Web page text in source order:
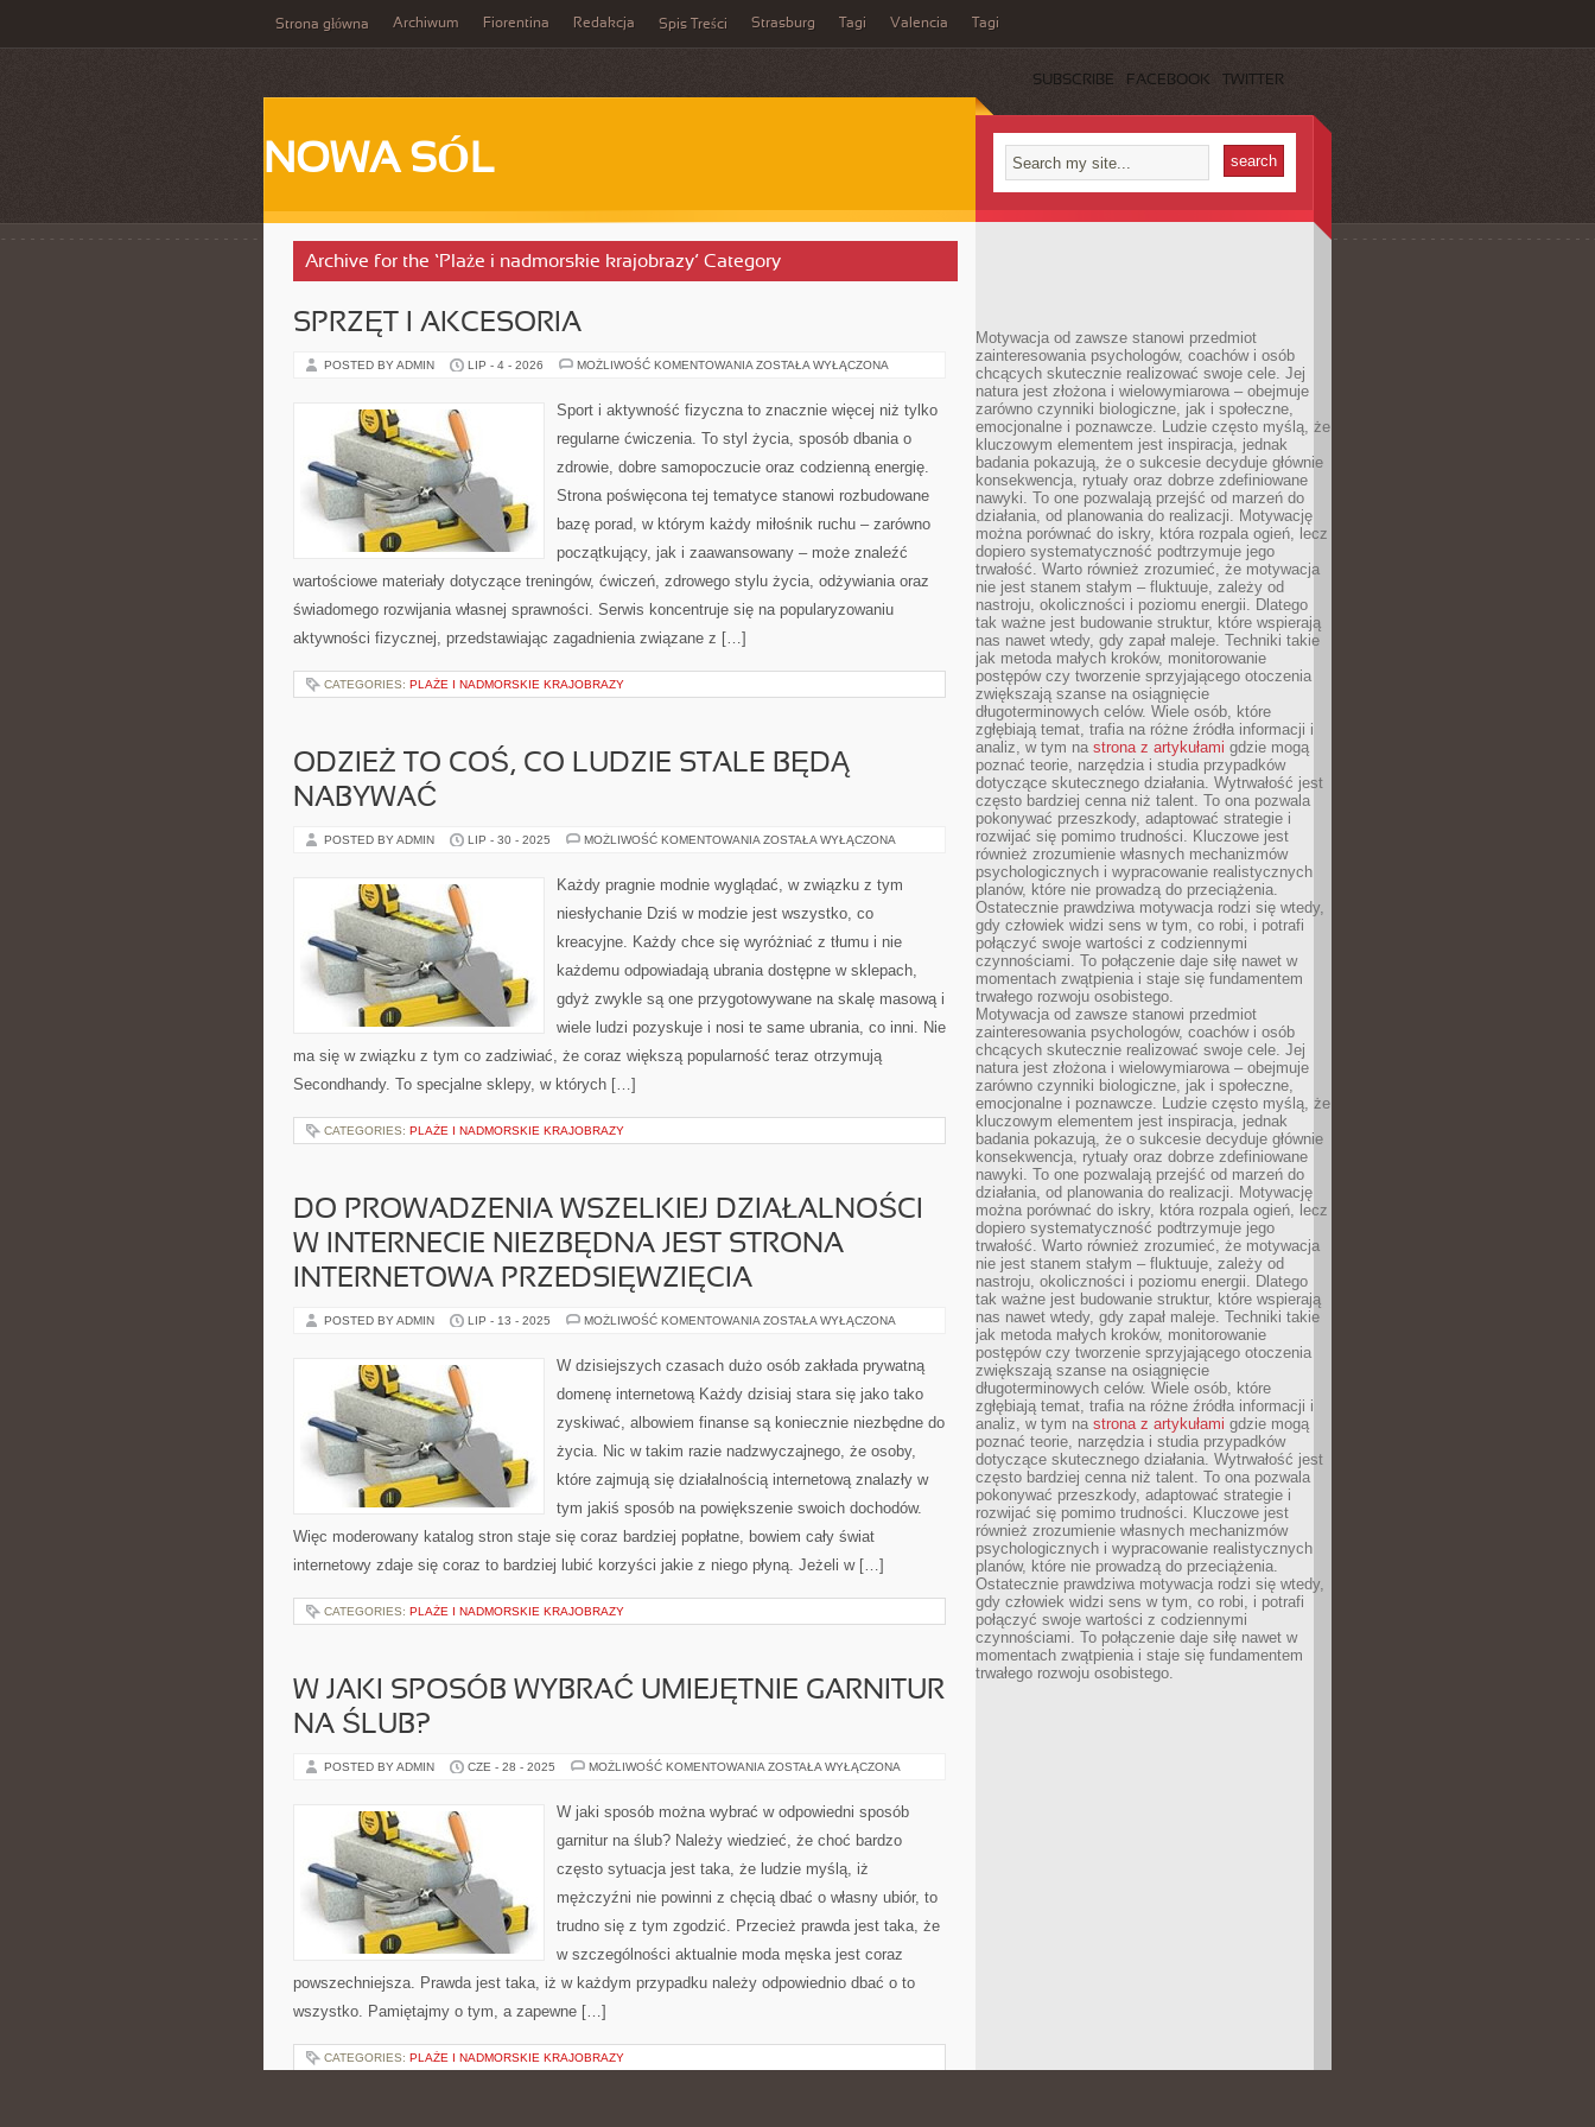
Strona główna Archiwum Fiorentina Redakcja Spis Treści Strasburg Tagi Valencia Tagi
SUBSCRIBE FACEBOOK TWITTER
NOWA SÓL
Archive for the ‘Plaże i nadmorskie krajobrazy’ Category
SPRZĘT I AKCESORIA
POSTED BY ADMIN LIP - 4 - 2026 MOŻLIWOŚĆ KOMENTOWANIA SPRZĘT
ZOSTAŁA WYŁĄCZONA
Sport i aktywność fizyczna to znacznie więcej niż tylko
regularne ćwiczenia. To styl życia, sposób dbania o
zdrowie, dobre samopoczucie oraz codzienną energię.
Strona poświęcona tej tematyce stanowi rozbudowane
bazę porad, w którym każdy miłośnik ruchu – zarówno
początkujący, jak i zaawansowany – może znaleźć
wartościowe materiały dotyczące treningów, ćwiczeń, zdrowego stylu życia, odżywiania oraz
świadomego rozwijania własnej sprawności. Serwis koncentruje się na popularyzowaniu
aktywności fizycznej, przedstawiając zagadnienia związane z […]
CATEGORIES: PLAŻE I NADMORSKIE KRAJOBRAZY
ODZIEŻ TO COŚ, CO LUDZIE STALE BĘDĄ
NABYWAĆ
POSTED BY ADMIN LIP - 30 - 2025 MOŻLIWOŚĆ KOMENTOWANIA ODZIEŻ
CO
LUDZIE
BĘDĄ
ZOSTAŁA WYŁĄCZONA
Każdy pragnie modnie wyglądać, w związku z tym
niesłychanie Dziś w modzie jest wszystko, co
kreacyjne. Każdy chce się wyróżniać z tłumu i nie
każdemu odpowiadają ubrania dostępne w sklepach,
gdyż zwykle są one przygotowywane na skalę masową i
wiele ludzi pozyskuje i nosi te same ubrania, co inni. Nie
ma się w związku z tym co zadziwiać, że coraz większą popularność teraz otrzymują
Secondhandy. To specjalne sklepy, w których […]
CATEGORIES: PLAŻE I NADMORSKIE KRAJOBRAZY
DO PROWADZENIA WSZELKIEJ DZIAŁALNOŚCI
W INTERNECIE NIEZBĘDNA JEST STRONA
INTERNETOWA PRZEDSIĘWZIĘCIA
POSTED BY ADMIN LIP - 13 - 2025 MOŻLIWOŚĆ KOMENTOWANIA DO
DZIAŁALNOŚCI
W
NIEZBĘDNA
STRONA
PRZEDSIĘWZIĘCIA
ZOSTAŁA WYŁĄCZONA
W dzisiejszych czasach dużo osób zakłada prywatną
domenę internetową Każdy dzisiaj stara się jako tako
zyskiwać, albowiem finanse są koniecznie niezbędne do
życia. Nic w takim razie nadzwyczajnego, że osoby,
które zajmują się działalnością internetową znalazły w
tym jakiś sposób na powiększenie swoich dochodów.
Więc moderowany katalog stron staje się coraz bardziej popłatne, bowiem cały świat
internetowy zdaje się coraz to bardziej lubić korzyści jakie z niego płyną. Jeżeli w […]
CATEGORIES: PLAŻE I NADMORSKIE KRAJOBRAZY
W JAKI SPOSÓB WYBRAĆ UMIEJĘTNIE GARNITUR
NA ŚLUB?
POSTED BY ADMIN CZE - 28 - 2025 MOŻLIWOŚĆ KOMENTOWANIA W
WYBRAĆ
UMIEJĘTNIE
NA
ZOSTAŁA WYŁĄCZONA
W jaki sposób można wybrać w odpowiedni sposób
garnitur na ślub? Należy wiedzieć, że choć bardzo
często sytuacja jest taka, że ludzie myślą, iż
mężczyźni nie powinni z chęcią dbać o własny ubiór, to
trudno się z tym zgodzić. Przecież prawda jest taka, że
w szczególności aktualnie moda męska jest coraz
powszechniejsza. Prawda jest taka, iż w każdym przypadku należy odpowiednio dbać o to
wszystko. Pamiętajmy o tym, a zapewne […]
CATEGORIES: PLAŻE I NADMORSKIE KRAJOBRAZY
Motywacja od zawsze stanowi przedmiot
zainteresowania psychologów, coachów i osób
chcących skutecznie realizować swoje cele. Jej
natura jest złożona i wielowymiarowa – obejmuje
zarówno czynniki biologiczne, jak i społeczne,
emocjonalne i poznawcze. Ludzie często myślą, że
kluczowym elementem jest inspiracja, jednak
badania pokazują, że o sukcesie decyduje głównie
konsekwencja, rytuały oraz dobrze zdefiniowane
nawyki. To one pozwalają przejść od marzeń do
działania, od planowania do realizacji. Motywację
można porównać do iskry, która rozpala ogień, lecz
dopiero systematyczność podtrzymuje jego
trwałość. Warto również zrozumieć, że motywacja
nie jest stanem stałym – fluktuuje, zależy od
nastroju, okoliczności i poziomu energii. Dlatego
tak ważne jest budowanie struktur, które wspierają
nas nawet wtedy, gdy zapał maleje. Techniki takie
jak metoda małych kroków, monitorowanie
postępów czy tworzenie sprzyjającego otoczenia
zwiększają szanse na osiągnięcie
długoterminowych celów. Wiele osób, które
zgłębiają temat, trafia na różne źródła informacji i
analiz, w tym na strona z artykułami gdzie mogą
poznać teorie, narzędzia i studia przypadków
dotyczące skutecznego działania. Wytrwałość jest
często bardziej cenna niż talent. To ona pozwala
pokonywać przeszkody, adaptować strategie i
rozwijać się pomimo trudności. Kluczowe jest
również zrozumienie własnych mechanizmów
psychologicznych i wypracowanie realistycznych
planów, które nie prowadzą do przeciążenia.
Ostatecznie prawdziwa motywacja rodzi się wtedy,
gdy człowiek widzi sens w tym, co robi, i potrafi
połączyć swoje wartości z codziennymi
czynnościami. To połączenie daje siłę nawet w
momentach zwątpienia i staje się fundamentem
trwałego rozwoju osobistego.
Motywacja od zawsze stanowi przedmiot
zainteresowania psychologów, coachów i osób
chcących skutecznie realizować swoje cele. Jej
natura jest złożona i wielowymiarowa – obejmuje
zarówno czynniki biologiczne, jak i społeczne,
emocjonalne i poznawcze. Ludzie często myślą, że
kluczowym elementem jest inspiracja, jednak
badania pokazują, że o sukcesie decyduje głównie
konsekwencja, rytuały oraz dobrze zdefiniowane
nawyki. To one pozwalają przejść od marzeń do
działania, od planowania do realizacji. Motywację
można porównać do iskry, która rozpala ogień, lecz
dopiero systematyczność podtrzymuje jego
trwałość. Warto również zrozumieć, że motywacja
nie jest stanem stałym – fluktuuje, zależy od
nastroju, okoliczności i poziomu energii. Dlatego
tak ważne jest budowanie struktur, które wspierają
nas nawet wtedy, gdy zapał maleje. Techniki takie
jak metoda małych kroków, monitorowanie
postępów czy tworzenie sprzyjającego otoczenia
zwiększają szanse na osiągnięcie
długoterminowych celów. Wiele osób, które
zgłębiają temat, trafia na różne źródła informacji i
analiz, w tym na strona z artykułami gdzie mogą
poznać teorie, narzędzia i studia przypadków
dotyczące skutecznego działania. Wytrwałość jest
często bardziej cenna niż talent. To ona pozwala
pokonywać przeszkody, adaptować strategie i
rozwijać się pomimo trudności. Kluczowe jest
również zrozumienie własnych mechanizmów
psychologicznych i wypracowanie realistycznych
planów, które nie prowadzą do przeciążenia.
Ostatecznie prawdziwa motywacja rodzi się wtedy,
gdy człowiek widzi sens w tym, co robi, i potrafi
połączyć swoje wartości z codziennymi
czynnościami. To połączenie daje siłę nawet w
momentach zwątpienia i staje się fundamentem
trwałego rozwoju osobistego.